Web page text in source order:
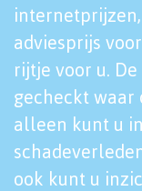
adviesprijs
rijtje voor u.
gecheckt waar
alleen kunt u
ook kunt u